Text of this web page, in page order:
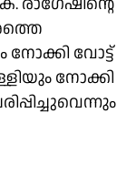
നോക്കി വോട്ട്
നോക്കി